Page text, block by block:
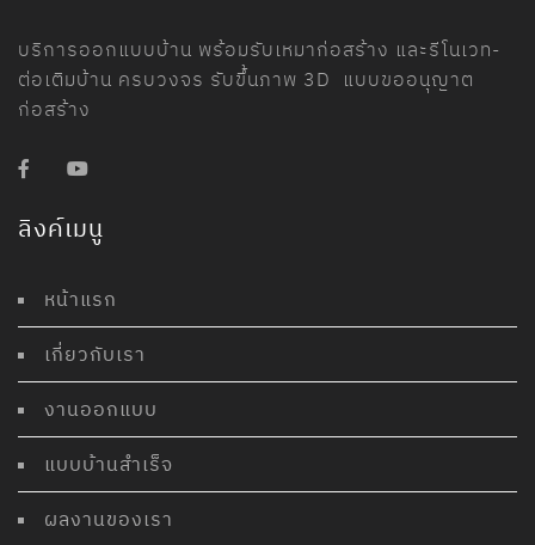
บริการออกแบบบ้าน พร้อมรับเหมาก่อสร้าง และรีโนเวท-
ต่อเติมบ้าน ครบวงจร รับขึ้นภาพ 3D แบบขออนุญาต
ก่อสร้าง
ลิงค์เมนู
หน้าแรก
เกี่ยวกับเรา
งานออกแบบ
แบบบ้านสำเร็จ
ผลงานของเรา